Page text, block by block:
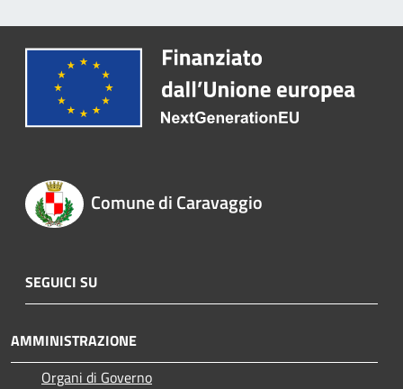
Comune di Caravaggio
SEGUICI SU
AMMINISTRAZIONE
Organi di Governo